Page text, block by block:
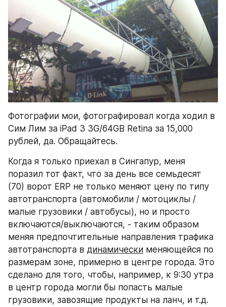
Фотографии мои, фотографировал когда ходил в
Сим Лим за iPad 3 3G/64GB Retina за 15,000
рублей, да. Обращайтесь.
Когда я только приехал в Сингапур, меня
поразил тот факт, что за день все семьдесят
(70) ворот ERP не только меняют цену по типу
автотранспорта (автомобили / мотоциклы /
малые грузовики / автобусы), но и просто
включаются/выключаются, - таким образом
меняя предпочтительные направления трафика
автотранспорта в динамически меняющейся по
размерам зоне, примерно в центре города. Это
сделано для того, чтобы, например, к 9:30 утра
в центр города могли бы попасть малые
грузовики, завозящие продукты на ланч, и т.д.